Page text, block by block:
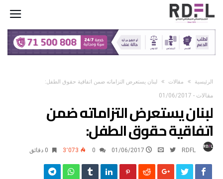
‫الرئيسية‬ مقالات لبنان يستعرض التزاماته ضمن اتفاقية حقوق الطفل:
مقالات -
01/06/2017
لبنان يستعرض التزاماته ضمن
اتفاقية حقوق الطفل:
RDFL
01/06/2017 3٬073 0 ‫دقائق‬